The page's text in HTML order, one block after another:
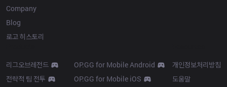
Company
Blog
로고 히스토리
리그오브레전드
전략적 팀 전투
OP.GG for Mobile Android
OP.GG for Mobile iOS
개인정보처리방침
도움말